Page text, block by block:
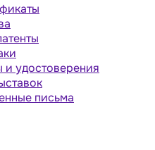
и удостоверения
письма